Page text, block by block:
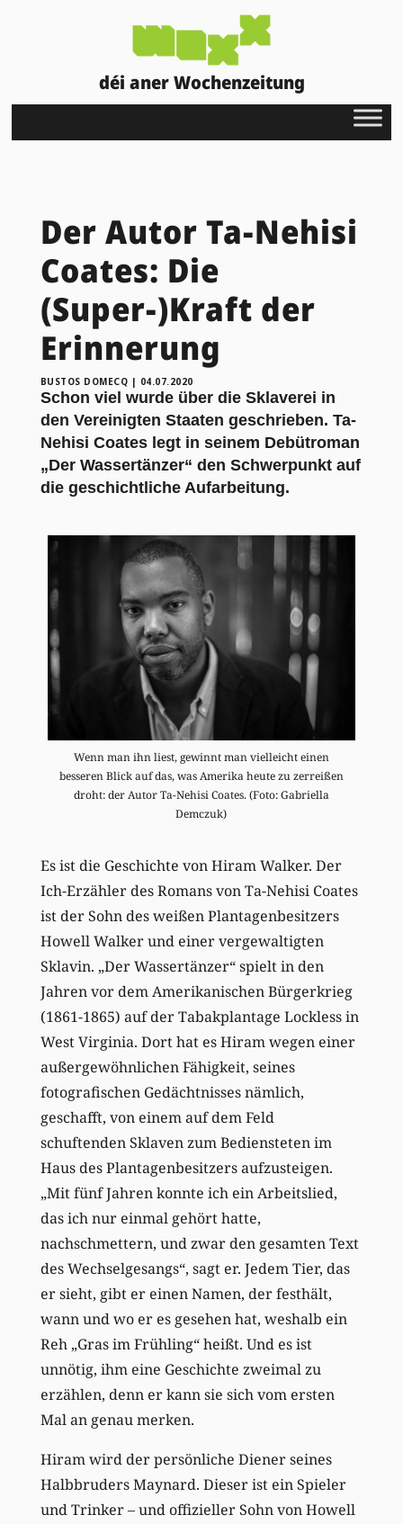
déi aner Wochenzeitung
Der Autor Ta-Nehisi
Coates: Die
(Super-)Kraft der
Erinnerung
BUSTOS DOMECQ | 04.07.2020
Schon viel wurde über die Sklaverei in
den Vereinigten Staaten geschrieben. Ta-
Nehisi Coates legt in seinem Debütroman
„Der Wassertänzer“ den Schwerpunkt auf
die geschichtliche Aufarbeitung.
Wenn man ihn liest, gewinnt man vielleicht einen
besseren Blick auf das, was Amerika heute zu zerreißen
droht: der Autor Ta-Nehisi Coates. (Foto: Gabriella
Demczuk)
Es ist die Geschichte von Hiram Walker. Der
Ich-Erzähler des Romans von Ta-Nehisi Coates
ist der Sohn des weißen Plantagenbesitzers
Howell Walker und einer vergewaltigten
Sklavin. „Der Wassertänzer“ spielt in den
Jahren vor dem Amerikanischen Bürgerkrieg
(1861-1865) auf der Tabakplantage Lockless in
West Virginia. Dort hat es Hiram wegen einer
außergewöhnlichen Fähigkeit, seines
fotografischen Gedächtnisses nämlich,
geschafft, von einem auf dem Feld
schuftenden Sklaven zum Bediensteten im
Haus des Plantagenbesitzers aufzusteigen.
„Mit fünf Jahren konnte ich ein Arbeitslied,
das ich nur einmal gehört hatte,
nachschmettern, und zwar den gesamten Text
des Wechselgesangs“, sagt er. Jedem Tier, das
er sieht, gibt er einen Namen, der festhält,
wann und wo er es gesehen hat, weshalb ein
Reh „Gras im Frühling“ heißt. Und es ist
unnötig, ihm eine Geschichte zweimal zu
erzählen, denn er kann sie sich vom ersten
Mal an genau merken.
Hiram wird der persönliche Diener seines
Halbbruders Maynard. Dieser ist ein Spieler
und Trinker – und offizieller Sohn von Howell